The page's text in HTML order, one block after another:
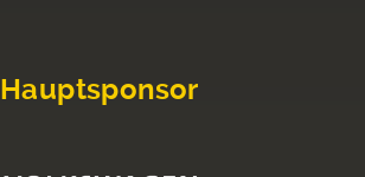
Hauptsponsor